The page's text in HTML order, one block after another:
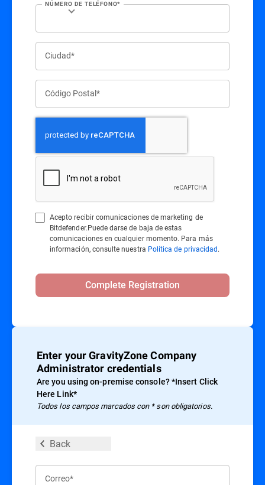
NÚMERO DE TELÉFONO*
Ciudad*
Código Postal*
Acepto recibir comunicaciones de marketing de
Bitdefender.Puede darse de baja de estas
comunicaciones en cualquier momento. Para más
información, consulte nuestra Política de privacidad.
Complete Registration
Enter your GravityZone Company
Administrator credentials
Are you using on-premise console? *Insert Click
Here Link*
Todos los campos marcados con * son obligatorios.
Back
Correo*